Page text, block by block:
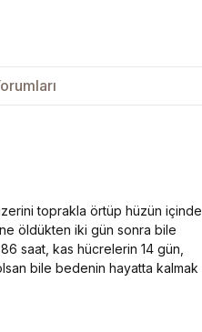
toprakla örtüp hüzün içinde
öldükten iki gün sonra bile
saat, kas hücrelerin 14 gün,
bile bedenin hayatta kalmak